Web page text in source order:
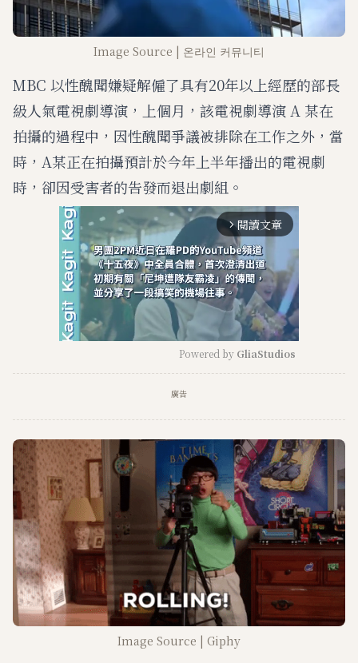
Image Source | 온라인 커뮤니티
MBC 以性醜聞嫌疑解僱了具有20年以上經歷的部長
級人氣電視劇導演，上個月，該電視劇導演 A 某在
拍攝的過程中，因性醜聞爭議被排除在工作之外，當
時，A某正在拍攝預計於今年上半年播出的電視劇
時，卻因受害者的告發而退出劇組。
arrow_forward_ios 閱讀文章
t
Powered by GliaStudios
廣告
Image Source | Giphy